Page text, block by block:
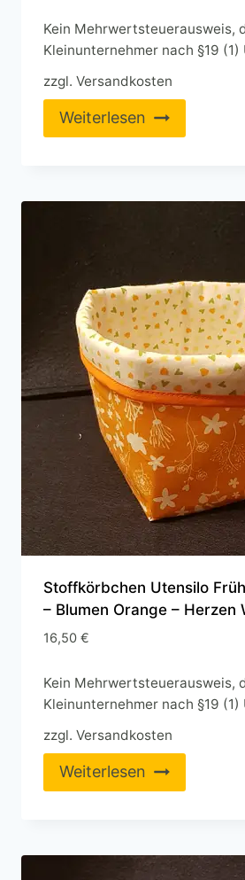
Kein Mehrwertsteuerausweis,
Kleinunternehmer nach §19 (1)
zzgl. Versandkosten
Weiterlesen
Stoffkörbchen Utensilo
– Blumen Orange – Herzen
16,50 €
Kein Mehrwertsteuerausweis,
Kleinunternehmer nach §19 (1)
zzgl. Versandkosten
Weiterlesen